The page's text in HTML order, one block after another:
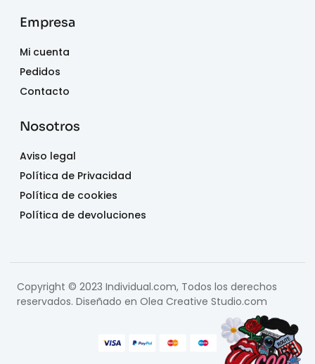
Empresa
Mi cuenta
Pedidos
Contacto
Nosotros
Aviso legal
Política de Privacidad
Política de cookies
Política de devoluciones
Copyright © 2023 Individual.com, Todos los derechos
reservados. Diseñado en Olea Creative Studio.com